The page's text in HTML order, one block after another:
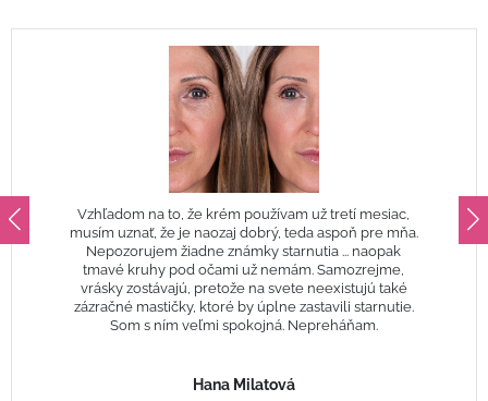
Vzhľadom na to, že krém používam už tretí mesiac,
musím uznať, že je naozaj dobrý, teda aspoň pre mňa.
Nepozorujem žiadne známky starnutia ... naopak
tmavé kruhy pod očami už nemám. Samozrejme,
vrásky zostávajú, pretože na svete neexistujú také
zázračné mastičky, ktoré by úplne zastavili starnutie.
Som s ním veľmi spokojná. Nepreháňam.
Hana Milatová